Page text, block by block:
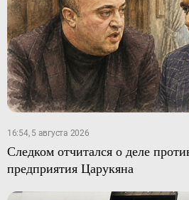
16:54, 5 августа 2026
Следком отчитался о деле
предприятия Царукяна